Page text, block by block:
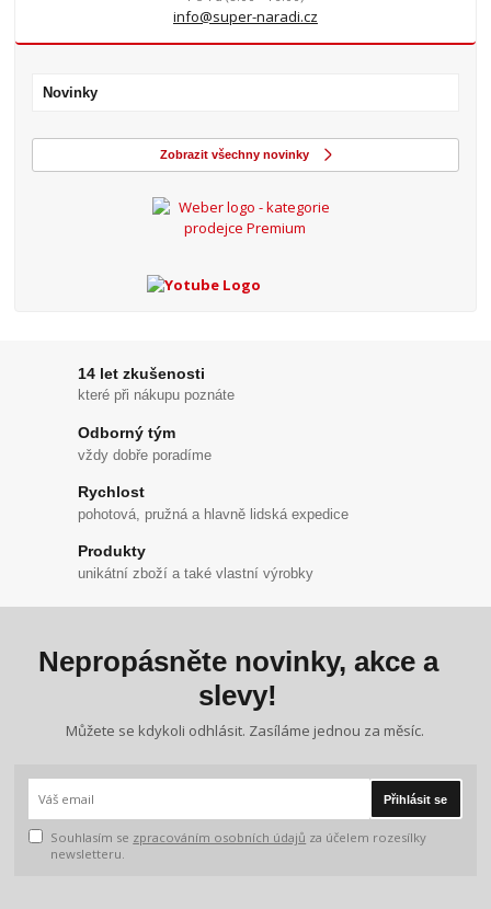
info@super-naradi.cz
Novinky
Zobrazit všechny novinky
14 let zkušenosti
které při nákupu poznáte
Odborný tým
vždy dobře poradíme
Rychlost
pohotová, pružná a hlavně lidská expedice
Produkty
unikátní zboží a také vlastní výrobky
Nepropásněte novinky, akce a
slevy!
Můžete se kdykoli odhlásit. Zasíláme jednou za měsíc.
Přihlásit se
Souhlasím se zpracováním osobních údajů za účelem rozesílky
newsletteru.